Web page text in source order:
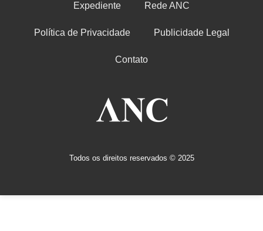
Expediente Rede ANC
Política de Privacidade Publicidade Legal
Contato
Todos os direitos reservados © 2025